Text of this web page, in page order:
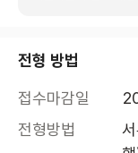
전형 방법
접수마감일
전형방법